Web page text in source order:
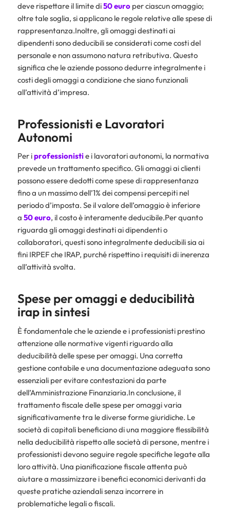
deve rispettare il limite di50 europer ciascun omaggio;
oltre tale soglia, si applicano le regole relative alle spese di
rappresentanza.Inoltre, gli omaggi destinati ai
dipendenti sono deducibili se considerati come costi del
personale e non assumono natura retributiva. Questo
significa che le aziende possono dedurre integralmente i
costi degli omaggi a condizione che siano funzionali
all’attività d’impresa.
Professionisti e Lavoratori
Autonomi
Per iprofessionistie i lavoratori autonomi, la normativa
prevede un trattamento specifico. Gli omaggi ai clienti
possono essere dedotti come spese di rappresentanza
fino a un massimo dell’1% dei compensi percepiti nel
periodo d’imposta. Se il valore dell’omaggio è inferiore
a 50 euro, il costo è interamente deducibile.Per quanto
riguarda gli omaggi destinati ai dipendenti o
collaboratori, questi sono integralmente deducibili sia ai
fini IRPEF che IRAP, purché rispettino i requisiti di inerenza
all’attività svolta.
Spese per omaggi e deducibilità
irap in sintesi
È fondamentale che le aziende e i professionisti prestino
attenzione alle normative vigenti riguardo alla
deducibilità delle spese per omaggi. Una corretta
gestione contabile e una documentazione adeguata sono
essenziali per evitare contestazioni da parte
dell’Amministrazione Finanziaria.In conclusione, il
trattamento fiscale delle spese per omaggi varia
significativamente tra le diverse forme giuridiche. Le
società di capitali beneficiano di una maggiore flessibilità
nella deducibilità rispetto alle società di persone, mentre i
professionisti devono seguire regole specifiche legate alla
loro attività. Una pianificazione fiscale attenta può
aiutare a massimizzare i benefici economici derivanti da
queste pratiche aziendali senza incorrere in
problematiche legali o fiscali.